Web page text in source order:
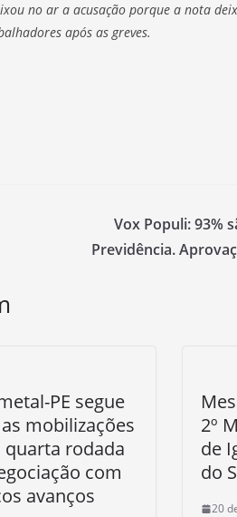
no ar a acusação porque a nota
após as greves.
Vox Populi: 93%
Previdência.
PE segue
mobilizações
quarta rodada
com
avanços
2º
de
do
20